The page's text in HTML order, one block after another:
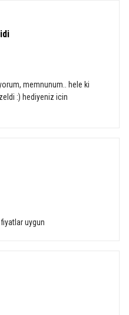
memnunum.. hele ki
:) hediyeniz icin
uygun